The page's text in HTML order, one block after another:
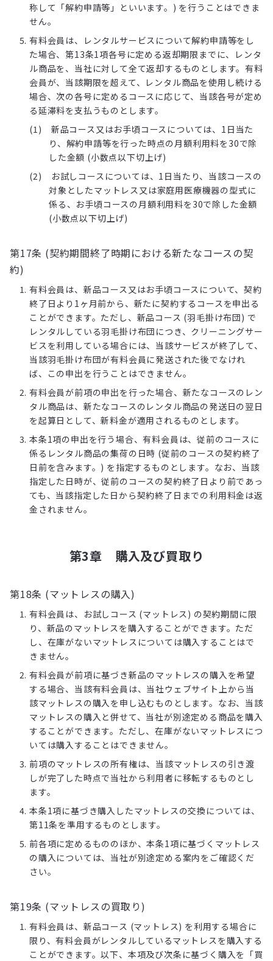
称して「解約申請等」といいます。) を行うことはできま
せん。
有料会員は、レンタルサービスについて解約申請等をし
た場合、第13条1項各号に定める返却期限までに、レンタ
ル商品を、当社に対して全て返却するものとします。有料
会員が、当該期限を超えて、レンタル商品を使用し続ける
場合、次の各号に定めるコースに応じて、当該各号が定め
る延滞料を支払うものとします。
新品コース又はお手頃コースについては、1日当た
り、解約申請等を行った時点の月額利用料を30で除
した金額 (小数点以下切上げ)
お試しコースについては、1日当たり、当該コースの
対象としたマットレス又は家庭用医療機器の型式に
係る、お手頃コースの月額利用料を30で除した金額
(小数点以下切上げ)
第17条 (契約期間終了時期における新たなコースの契
約)
有料会員は、新品コース又はお手頃コースについて、契約
終了日より1ヶ月前から、新たに契約するコースを申出る
ことができます。ただし、新品コース (羽毛掛け布団) で
レンタルしている羽毛掛け布団につき、クリーニングサー
ビスを利用している場合には、当該サービスが終了して、
当該羽毛掛け布団が有料会員に発送された後でなけれ
ば、この申出を行うことはできません。
有料会員が前項の申出を行った場合、新たなコースのレン
タル商品は、新たなコースのレンタル商品の発送日の翌日
を起算日として、新料金が適用されるものとします。
本条1項の申出を行う場合、有料会員は、従前のコースに
係るレンタル商品の集荷の日時 (従前のコースの契約終了
日前を含みます。) を指定するものとします。なお、当該
指定した日時が、従前のコースの契約終了日より前であっ
ても、当該指定した日から契約終了日までの利用料金は返
金されません。
第3章 購入及び買取り
第18条 (マットレスの購入)
有料会員は、お試しコース (マットレス) の契約期間に限
り、新品のマットレスを購入することができます。ただ
し、在庫がないマットレスについては購入することはで
きません。
有料会員が前項に基づき新品のマットレスの購入を希望
する場合、当該有料会員は、当社ウェブサイト上から当
該マットレスの購入を申し込むものとします。なお、当該
マットレスの購入と併せて、当社が別途定める商品を購入
することができます。ただし、在庫がないマットレスにつ
いては購入することはできません。
前項のマットレスの所有権は、当該マットレスの引き渡
しが完了した時点で当社から利用者に移転するものとし
ます。
本条1項に基づき購入したマットレスの交換については、
第11条を準用するものとします。
前各項に定めるもののほか、本条1項に基づくマットレス
の購入については、当社が別途定める案内をご確認くだ
さい。
第19条 (マットレスの買取り)
有料会員は、新品コース (マットレス) を利用する場合に
限り、有料会員がレンタルしているマットレスを購入する
ことができます。以下、本項及び次条に基づく購入を「買